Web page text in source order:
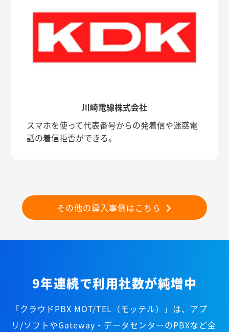
川崎電線株式会社
スマホを使って代表番号からの発着信や迷惑電
話の着信拒否ができる。
その他の導入事例はこちら
9年連続で利用社数が純増中
「クラウドPBX MOT/TEL（モッテル）」は、アプ
リ/ソフトやGateway・データセンターのPBXなど全